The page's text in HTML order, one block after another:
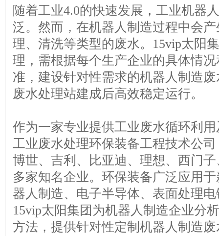
随着工业4.0的快速发展，工业机器
泛。然而，在机器人制造过程中会
理、清洗等类型的废水。15vip太
理，需根据每个生产企业的具体情
准，建设针对性需求的机器人制造
废水处理站建成后高效稳定运行。
作为一家专业提供工业废水循环利
工业废水处理环保装备工程技术公
博世、吉利、比亚迪、理想、西门
多家知名企业。环保装备广泛应用
器人制造、电子半导体、表面处理
15vip太阳集团为机器人制造
方法，提供针对性定制机器人制造